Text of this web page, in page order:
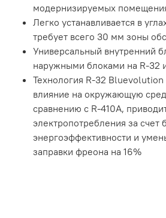
модернизируемых
Легко устанавливается в
требует всего 30 мм зоны
Универсальный внутренний
наружными блоками на R-32
Технология R-32 Bluevolution
влияние на окружающую
сравнению с R-410A,
электропотребления за счет
энергоэффективности и
заправки фреона на 16%